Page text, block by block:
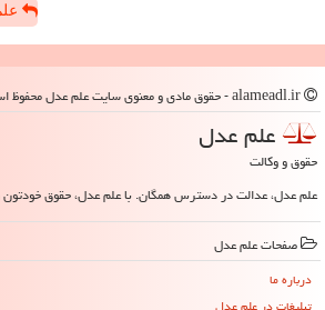
علم عدل
حقوق و وکالت
علم عدل، عدالت در دسترس همگان. با علم عدل، حقوق
صفحات علم عدل
درباره ما